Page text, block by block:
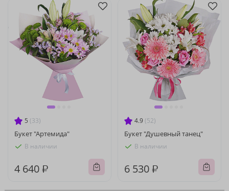
5 (33)
Букет "Артемида"
В наличии
4 640 ₽
4.9 (52)
Букет "Душевный танец"
В наличии
6 530 ₽